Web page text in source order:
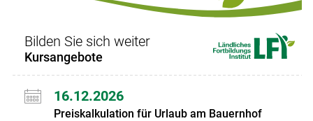
Bilden Sie sich weiter
Kursangebote
16.12.2026
Preiskalkulation für Urlaub am Bauernhof